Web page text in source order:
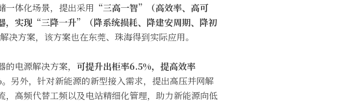
一体化场景，提出采用 “三高一智”（高效率、高可
，实现“三降一升”（降系统损耗、降建安周期、降初
决方案，该方案也在东莞、珠海得到实际应用。
电源解决方案， 可提升出柜率6.5%，提高效率
另外，针对新能源的新型接入需求，提出高压并网解
高频代替工频以及电站精细化管理，助力新能源向低